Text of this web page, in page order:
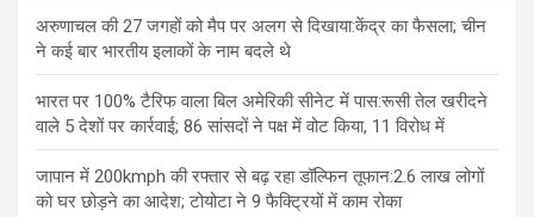
दो से अधिक भाषाओं के बीच सीमितता के लाभ के रूप में कई संस्कृतियों का
अभ्यास करने की क्षमता पर प्रकाश डाला।
प्रो. मोहम्मद आसिम सिद्दीकी ने कवि वनविल के. रवि, प्रो.रानू उनियाल पंत
और प्रो. समी रफीक के साथ ‘सेलिब्रेटिंग इंडियन इंग्लिश पोएट्री’ विषय पर
बातचीत में भारतीय अंग्रेजी कविता के विभिन्न रूपों और प्रयासों और
साहित्यिक रचनात्मकता के उत्तर-औपनिवेशिक पहलुओं को परिभाषित करने में
भारतीय अनुवादकों की भूमिका पर चर्चा की । दो भाषाओं में कविता लिखने में
संभावित कठिनाइयों पर प्रो. सिद्दीकी के सवाल का जवाब देते हुए, रवि ने